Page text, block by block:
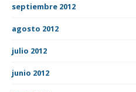
septiembre 2012
agosto 2012
julio 2012
junio 2012